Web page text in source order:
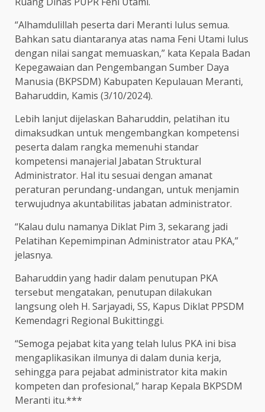
“Alhamdulillah peserta dari Meranti lulus semua.
Bahkan satu diantaranya atas nama Feni Utami lulus
dengan nilai sangat memuaskan,” kata Kepala Badan
Kepegawaian dan Pengembangan Sumber Daya
Manusia (BKPSDM) Kabupaten Kepulauan Meranti,
Baharuddin, Kamis (3/10/2024).
Lebih lanjut dijelaskan Baharuddin, pelatihan itu
dimaksudkan untuk mengembangkan kompetensi
peserta dalam rangka memenuhi standar
kompetensi manajerial Jabatan Struktural
Administrator. Hal itu sesuai dengan amanat
peraturan perundang-undangan, untuk menjamin
terwujudnya akuntabilitas jabatan administrator.
“Kalau dulu namanya Diklat Pim 3, sekarang jadi
Pelatihan Kepemimpinan Administrator atau PKA,”
jelasnya.
Baharuddin yang hadir dalam penutupan PKA
tersebut mengatakan, penutupan dilakukan
langsung oleh H. Sarjayadi, SS, Kapus Diklat PPSDM
Kemendagri Regional Bukittinggi.
“Semoga pejabat kita yang telah lulus PKA ini bisa
mengaplikasikan ilmunya di dalam dunia kerja,
sehingga para pejabat administrator kita makin
kompeten dan profesional,” harap Kepala BKPSDM
Meranti itu.***